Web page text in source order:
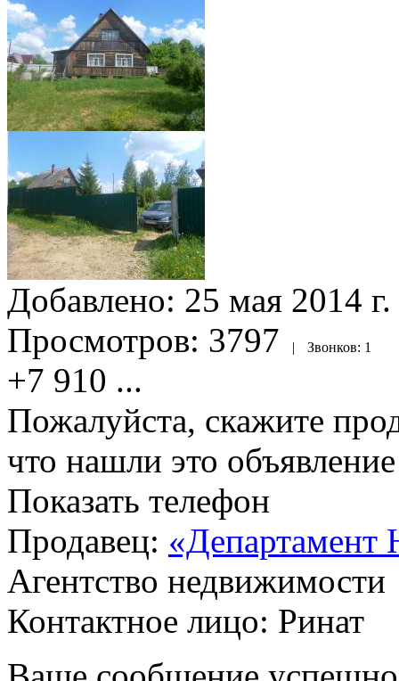
Добавлено: 25 мая 2014 г.
Просмотров: 3797 | Звонков: 1
+7 910 ...
Пожалуйста, скажите
что нашли это
Показать телефон
Продавец: «Департамент
Агентство недвижимости
Контактное лицо: Ринат